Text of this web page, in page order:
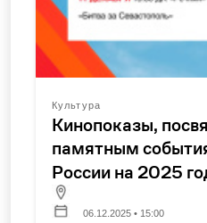
Культура
Кинопоказы,
памятным
России на 2025
06.12.2025 • 15:00